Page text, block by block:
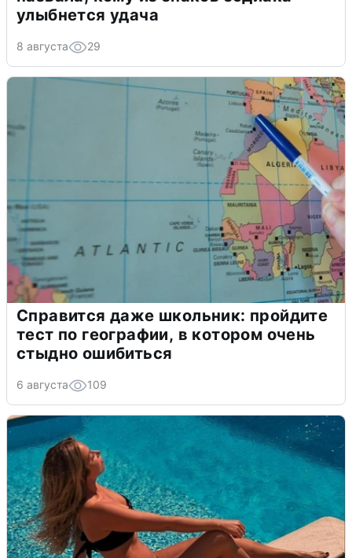
улыбнется удача
8 августа 29
Справится даже школьник: пройдите
тест по географии, в котором очень
стыдно ошибиться
6 августа 109